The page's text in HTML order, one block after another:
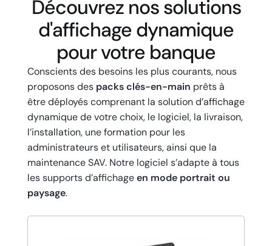
Découvrez nos solutions
d'affichage dynamique
pour votre banque
Conscients des besoins les plus courants, nous
proposons des packs clés-en-main prêts à
être déployés comprenant la solution d’affichage
dynamique de votre choix, le logiciel, la livraison,
l’installation, une formation pour les
administrateurs et utilisateurs, ainsi que la
maintenance SAV. Notre logiciel s’adapte à tous
les supports d’affichageen mode portrait ou
paysage.